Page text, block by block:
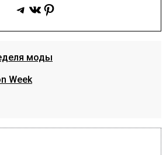
Telegram
ВКонтакте
Pinterest
моды
Week